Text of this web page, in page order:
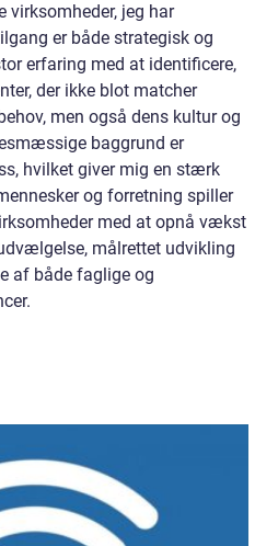
virksomheder, jeg har
er både strategisk og
erfaring med at identificere,
der ikke blot matcher
men også dens kultur og
baggrund er
hvilket giver mig en stærk
og forretning spiller
med at opnå vækst
målrettet udvikling
af både faglige og